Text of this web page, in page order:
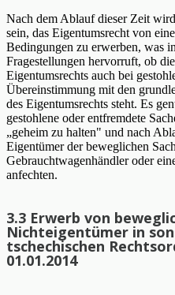
Nach dem Ablauf dieser Zeit
sein, das Eigentumsrecht von
Bedingungen zu erwerben, was
Fragestellungen hervorruft, ob
Eigentumsrechts auch bei
Übereinstimmung mit den
des Eigentumsrechts steht. Es
gestohlene oder entfremdete
„geheim zu halten" und nach
Eigentümer der beweglichen
Gebrauchtwagenhändler oder
anfechten.
3.3 Erwerb von
Nichteigentümer in
tschechischen
01.01.2014